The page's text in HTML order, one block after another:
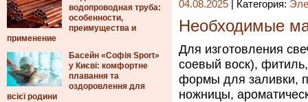
водопроводная труба:
особенности,
преимущества и
применение
Басейн «Софія Sport»
у Києві: комфортне
плавання та
оздоровлення для
всієї родини
04.08.2025 | Категория:
Необходимые
Для изготовления
соевый воск),
формы для заливки,
ножницы,